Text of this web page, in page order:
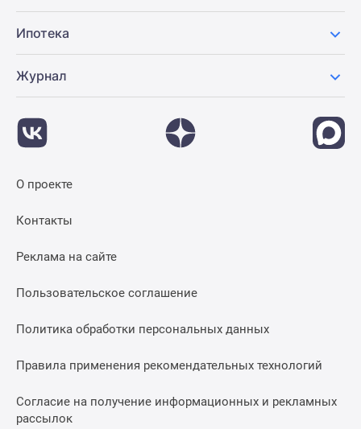
Ипотека
Журнал
О проекте
Контакты
Реклама на сайте
Пользовательское соглашение
Политика обработки персональных данных
Правила применения рекомендательных технологий
Согласие на получение информационных и рекламных
рассылок